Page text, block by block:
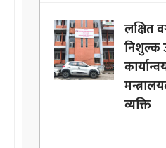
लक्षित
निशुल्क
व्यक्ति